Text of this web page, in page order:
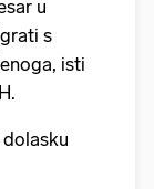
u
s
isti